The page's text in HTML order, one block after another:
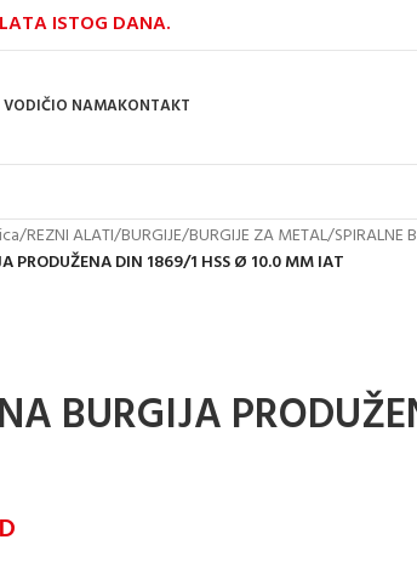
ISTOG DANA.
O NAMAKONTAKT
/REZNI ALATI/BURGIJE/BURGIJE ZA METAL/SPIRALNE
PRODUŽENA DIN 1869/1 HSS Ø 10.0 MM IAT
BURGIJA